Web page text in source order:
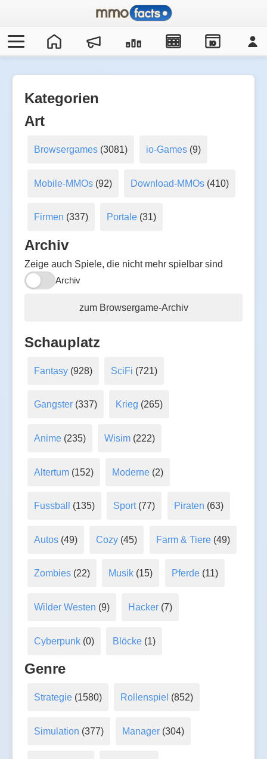
IO
Kategorien
Art
Browsergames(3081) io-Games (9)
Mobile-MMOs(92) Download-MMOs (410)
Firmen (337) Portale (31)
Archiv
Zeige auch Spiele, die nicht mehr spielbar sind
Archiv
zum Browsergame-Archiv
Schauplatz
Fantasy(928) SciFi (721)
Gangster(337) Krieg (265)
Anime(235) Wisim (222)
Altertum(152) Moderne (2)
Fussball (135) Sport(77) Piraten (63)
Autos(49) Cozy (45) Farm & Tiere(49)
Zombies(22) Musik (15) Pferde(11)
Wilder Westen (9) Hacker (7)
Cyberpunk(0) Blöcke (1)
Genre
Strategie(1580) Rollenspiel (852)
Simulation (377) Manager (304)